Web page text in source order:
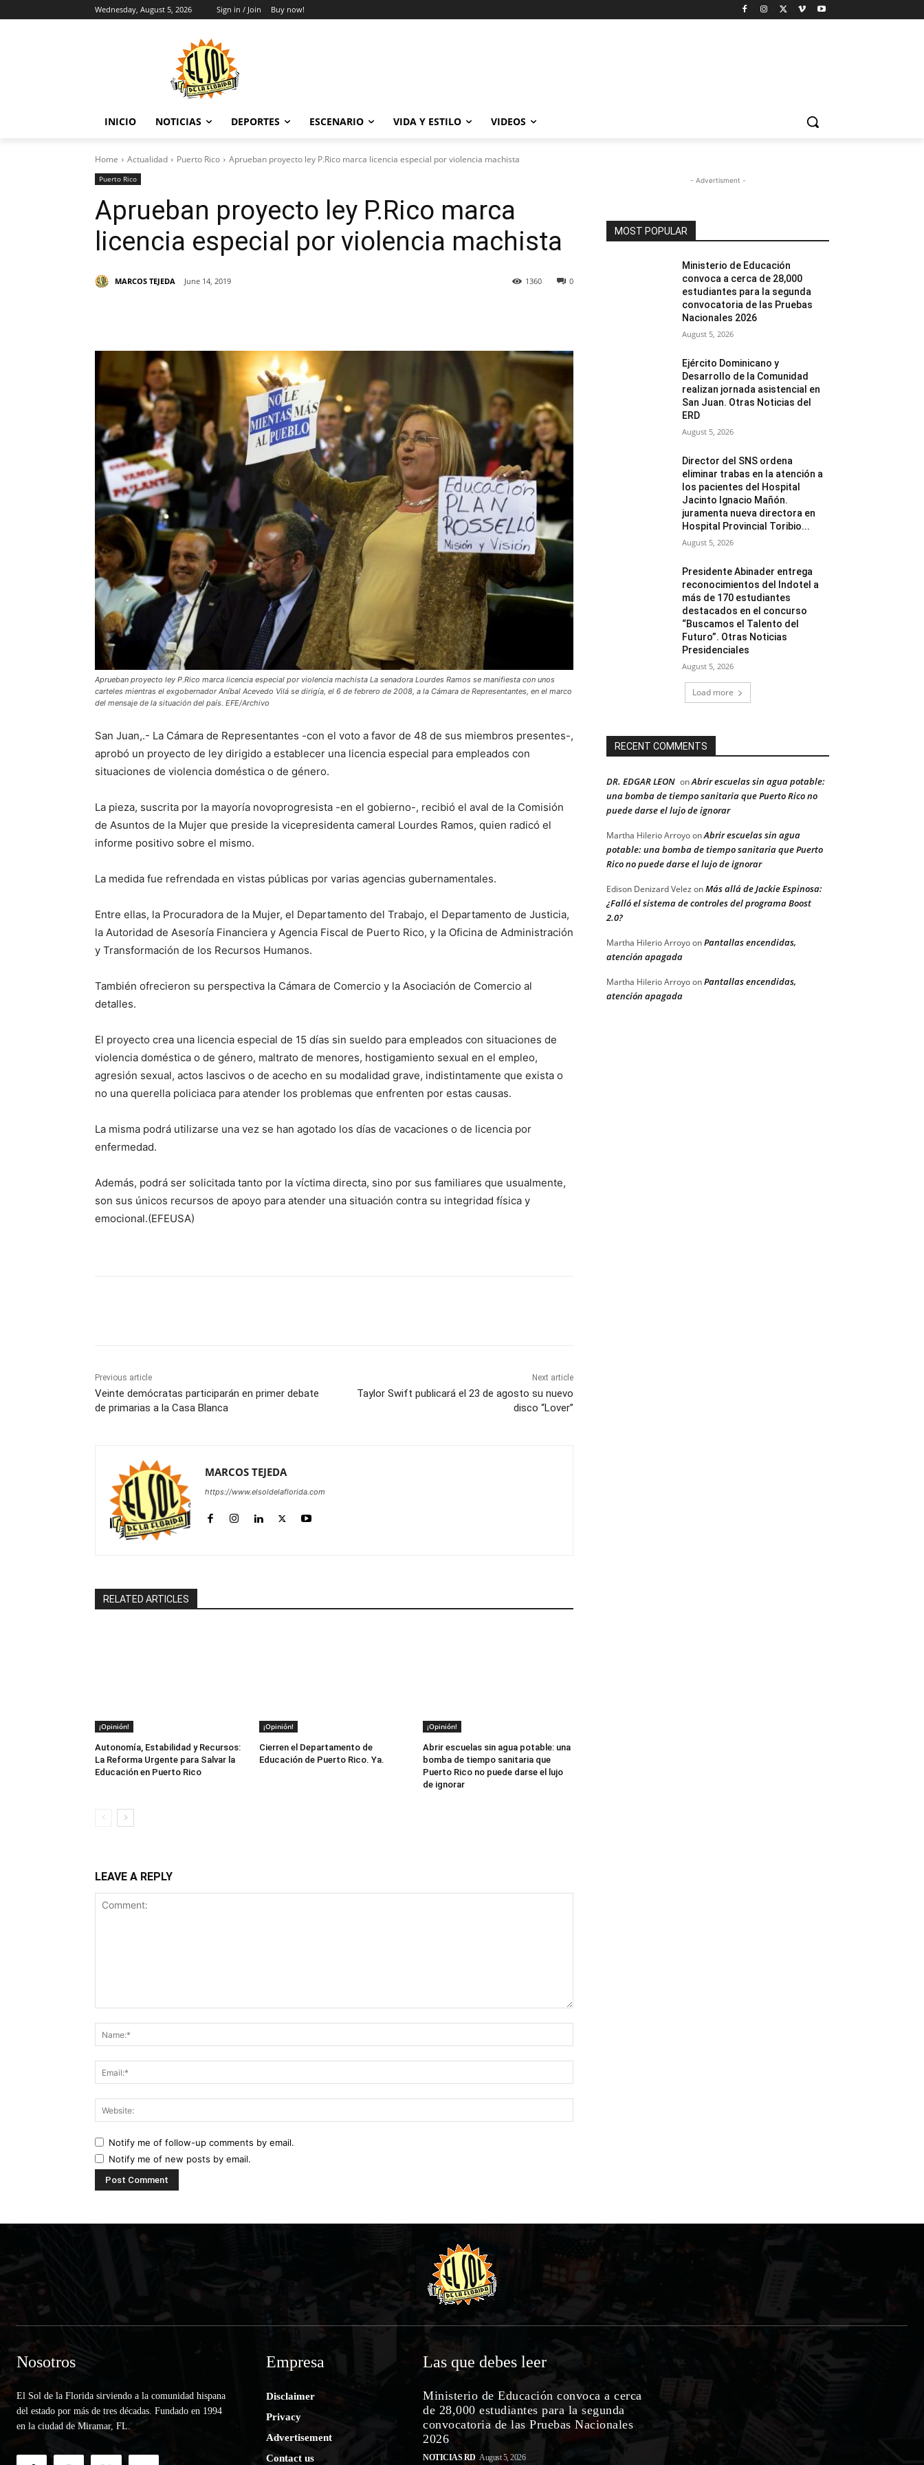
Wednesday, August 5, 2026 Sign in / Join Buy now!
INICIO NOTICIAS DEPORTES ESCENARIO VIDA Y ESTILO VIDEOS
Home Actualidad Puerto Rico Aprueban proyecto ley P.Rico marca licencia especial por violencia machista
Puerto Rico
Aprueban proyecto ley P.Rico marca
licencia especial por violencia machista
MARCOS TEJEDA June 14, 2019 0
1360
Aprueban proyecto ley P.Rico marca licencia especial por violencia machista La senadora Lourdes Ramos se manifiesta con unos
carteles mientras el exgobernador Aníbal Acevedo Vilá se dirigía, el 6 de febrero de 2008, a la Cámara de Representantes, en el marco
del mensaje de la situación del país. EFE/Archivo
San Juan,.- La Cámara de Representantes -con el voto a favor de 48 de sus miembros presentes-,
aprobó un proyecto de ley dirigido a establecer una licencia especial para empleados con
situaciones de violencia doméstica o de género.
La pieza, suscrita por la mayoría novoprogresista -en el gobierno-, recibió el aval de la Comisión
de Asuntos de la Mujer que preside la vicepresidenta cameral Lourdes Ramos, quien radicó el
informe positivo sobre el mismo.
La medida fue refrendada en vistas públicas por varias agencias gubernamentales.
Entre ellas, la Procuradora de la Mujer, el Departamento del Trabajo, el Departamento de Justicia,
la Autoridad de Asesoría Financiera y Agencia Fiscal de Puerto Rico, y la Oficina de Administración
y Transformación de los Recursos Humanos.
También ofrecieron su perspectiva la Cámara de Comercio y la Asociación de Comercio al
detalles.
El proyecto crea una licencia especial de 15 días sin sueldo para empleados con situaciones de
violencia doméstica o de género, maltrato de menores, hostigamiento sexual en el empleo,
agresión sexual, actos lascivos o de acecho en su modalidad grave, indistintamente que exista o
no una querella policiaca para atender los problemas que enfrenten por estas causas.
La misma podrá utilizarse una vez se han agotado los días de vacaciones o de licencia por
enfermedad.
Además, podrá ser solicitada tanto por la víctima directa, sino por sus familiares que usualmente,
son sus únicos recursos de apoyo para atender una situación contra su integridad física y
emocional.(EFEUSA)
Previous article
Veinte demócratas participarán en primer debate
de primarias a la Casa Blanca
Next article
Taylor Swift publicará el 23 de agosto su nuevo
disco “Lover”
MARCOS TEJEDA
https://www.elsoldelaflorida.com
RELATED ARTICLES
¡Opinión!
Autonomía, Estabilidad y Recursos:
La Reforma Urgente para Salvar la
Educación en Puerto Rico
¡Opinión!
Cierren el Departamento de
Educación de Puerto Rico. Ya.
¡Opinión!
Abrir escuelas sin agua potable: una
bomba de tiempo sanitaria que
Puerto Rico no puede darse el lujo
de ignorar
LEAVE A REPLY
Notify me of follow-up comments by email.
Notify me of new posts by email.
- Advertisment -
MOST POPULAR
Ministerio de Educación
convoca a cerca de 28,000
estudiantes para la segunda
convocatoria de las Pruebas
Nacionales 2026
August 5, 2026
Ejército Dominicano y
Desarrollo de la Comunidad
realizan jornada asistencial en
San Juan. Otras Noticias del
ERD
August 5, 2026
Director del SNS ordena
eliminar trabas en la atención a
los pacientes del Hospital
Jacinto Ignacio Mañón.
juramenta nueva directora en
Hospital Provincial Toribio...
August 5, 2026
Presidente Abinader entrega
reconocimientos del Indotel a
más de 170 estudiantes
destacados en el concurso
“Buscamos el Talento del
Futuro”. Otras Noticias
Presidenciales
August 5, 2026
Load more
RECENT COMMENTS
DR. EDGAR LEON onAbrir escuelas sin agua potable:
una bomba de tiempo sanitaria que Puerto Rico no
puede darse el lujo de ignorar
Martha Hilerio ArroyoonAbrir escuelas sin agua
potable: una bomba de tiempo sanitaria que Puerto
Rico no puede darse el lujo de ignorar
Edison Denizard Velez onMás allá de Jackie Espinosa:
¿Falló el sistema de controles del programa Boost
2.0?
Martha Hilerio ArroyoonPantallas encendidas,
atención apagada
Martha Hilerio ArroyoonPantallas encendidas,
atención apagada
Nosotros
El Sol de la Florida sirviendo a la comunidad hispana
del estado por más de tres décadas. Fundado en 1994
en la ciudad de Miramar, FL.
Empresa
Disclaimer
Privacy
Advertisement
Contact us
Las que debes leer
Ministerio de Educación convoca a cerca
de 28,000 estudiantes para la segunda
convocatoria de las Pruebas Nacionales
2026
NOTICIAS RD August 5, 2026